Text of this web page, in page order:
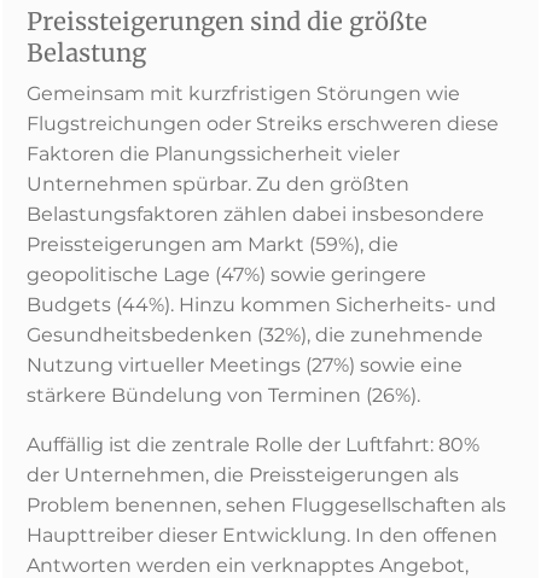
Preissteigerungen sind die größte
Belastung
Gemeinsam mit kurzfristigen Störungen wie
Flugstreichungen oder Streiks erschweren diese
Faktoren die Planungssicherheit vieler
Unternehmen spürbar. Zu den größten
Belastungsfaktoren zählen dabei insbesondere
Preissteigerungen am Markt (59%), die
geopolitische Lage (47%) sowie geringere
Budgets (44%). Hinzu kommen Sicherheits- und
Gesundheitsbedenken (32%), die zunehmende
Nutzung virtueller Meetings (27%) sowie eine
stärkere Bündelung von Terminen (26%).
Auffällig ist die zentrale Rolle der Luftfahrt: 80%
der Unternehmen, die Preissteigerungen als
Problem benennen, sehen Fluggesellschaften als
Haupttreiber dieser Entwicklung. In den offenen
Antworten werden ein verknapptes Angebot,